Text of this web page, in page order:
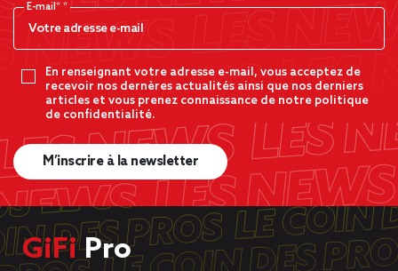
E-mail*
En renseignant votre adresse e-mail, vous acceptez de
recevoir nos dernères actualités ainsi que nos derniers
articles et vous prenez connaissance de notre politique
de confidentialité.
M’inscrire à la newsletter
GiFiPro